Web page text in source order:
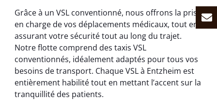
Grâce à un VSL conventionné, nous offrons la prise
en charge de vos déplacements médicaux, tout en
assurant votre sécurité tout au long du trajet.
Notre flotte comprend des taxis VSL
conventionnés, idéalement adaptés pour tous vos
besoins de transport. Chaque VSL à Entzheim est
entièrement habilité tout en mettant l’accent sur la
tranquillité des patients.